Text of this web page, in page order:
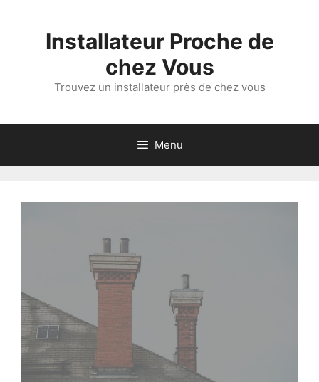
Installateur Proche de
chez Vous
Trouvez un installateur près de chez vous
Menu